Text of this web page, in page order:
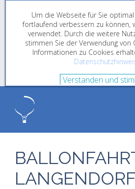
Um die Webseite für Sie
fortlaufend verbessern zu können,
verwendet. Durch die weitere
stimmen Sie der Verwendung von
Informationen zu Cookies
Verstanden und
LANGENDORF